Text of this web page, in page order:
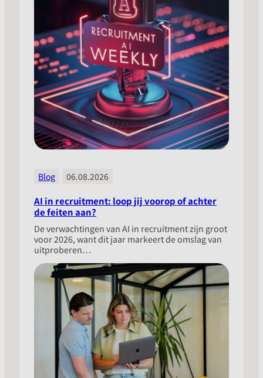
Blog 06.08.2026
AI in recruitment: loop jij voorop of achter
de feiten aan?
​De verwachtingen van AI in recruitment zijn groot
voor 2026, want dit jaar markeert de omslag van
uitproberen…